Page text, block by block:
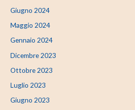
Giugno 2024
Maggio 2024
Gennaio 2024
Dicembre 2023
Ottobre 2023
Luglio 2023
Giugno 2023